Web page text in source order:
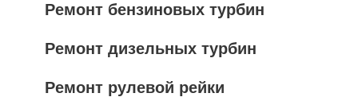
Ремонт бензиновых турбин
Ремонт дизельных турбин
Ремонт рулевой рейки